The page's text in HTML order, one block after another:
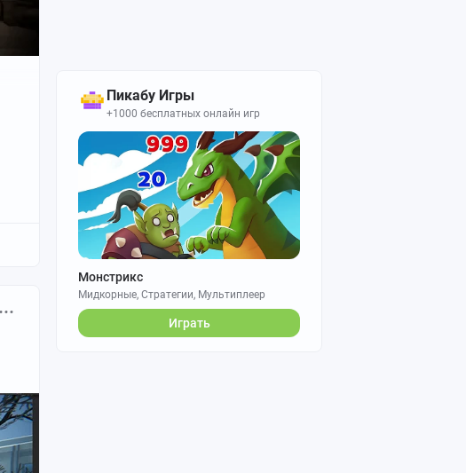
Пикабу Игры
+1000 бесплатных онлайн игр
Монстрикс
Мидкорные, Стратегии, Мультиплеер
Играть